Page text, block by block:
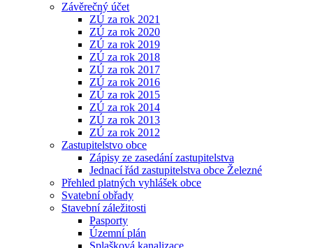
Závěrečný účet
ZÚ za rok 2021
ZÚ za rok 2020
ZÚ za rok 2019
ZÚ za rok 2018
ZÚ za rok 2017
ZÚ za rok 2016
ZÚ za rok 2015
ZÚ za rok 2014
ZÚ za rok 2013
ZÚ za rok 2012
Zastupitelstvo obce
Zápisy ze zasedání zastupitelstva
Jednací řád zastupitelstva obce Železné
Přehled platných vyhlášek obce
Svatební obřady
Stavební záležitosti
Pasporty
Územní plán
Splašková kanalizace